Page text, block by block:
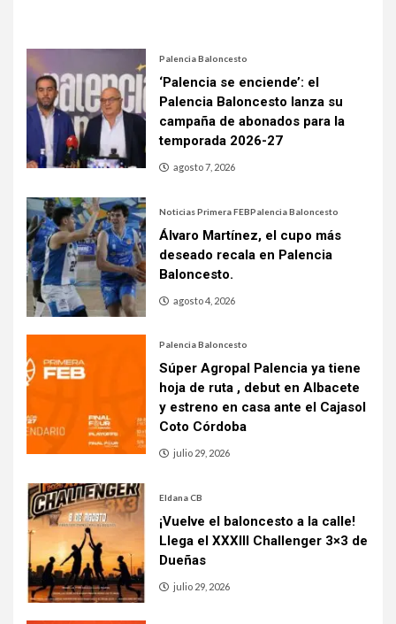
Palencia Baloncesto
‘Palencia se enciende’: el
Palencia Baloncesto lanza su
campaña de abonados para la
temporada 2026-27
agosto 7, 2026
Noticias Primera FEBPalencia Baloncesto
Álvaro Martínez, el cupo más
deseado recala en Palencia
Baloncesto.
agosto 4, 2026
Palencia Baloncesto
Súper Agropal Palencia ya tiene
hoja de ruta , debut en Albacete
y estreno en casa ante el Cajasol
Coto Córdoba
julio 29, 2026
Eldana CB
¡Vuelve el baloncesto a la calle!
Llega el XXXIII Challenger 3×3 de
Dueñas
julio 29, 2026